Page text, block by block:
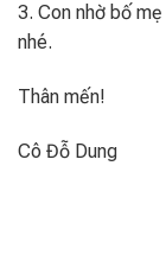
3. Con nhờ bố
nhé.
Thân mến!
Cô Đỗ Dung